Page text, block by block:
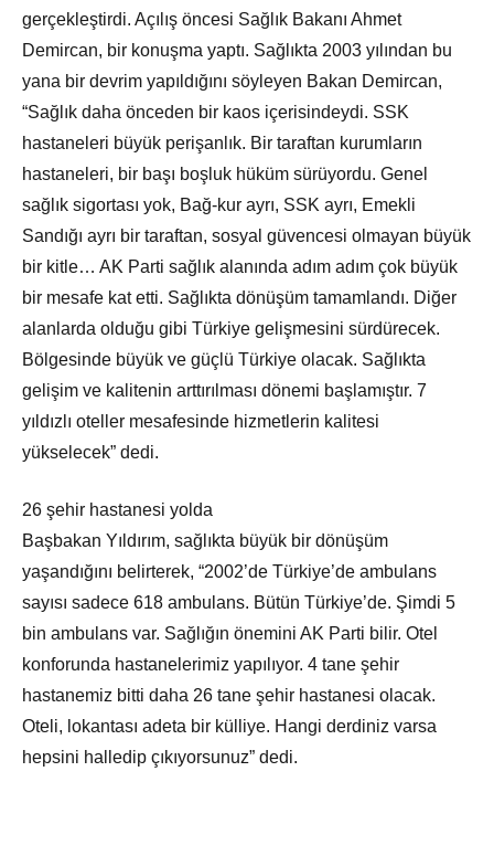
gerçekleştirdi. Açılış öncesi Sağlık Bakanı Ahmet
Demircan, bir konuşma yaptı. Sağlıkta 2003 yılından bu
yana bir devrim yapıldığını söyleyen Bakan Demircan,
“Sağlık daha önceden bir kaos içerisindeydi. SSK
hastaneleri büyük perişanlık. Bir taraftan kurumların
hastaneleri, bir başı boşluk hüküm sürüyordu. Genel
sağlık sigortası yok, Bağ-kur ayrı, SSK ayrı, Emekli
Sandığı ayrı bir taraftan, sosyal güvencesi olmayan büyük
bir kitle… AK Parti sağlık alanında adım adım çok büyük
bir mesafe kat etti. Sağlıkta dönüşüm tamamlandı. Diğer
alanlarda olduğu gibi Türkiye gelişmesini sürdürecek.
Bölgesinde büyük ve güçlü Türkiye olacak. Sağlıkta
gelişim ve kalitenin arttırılması dönemi başlamıştır. 7
yıldızlı oteller mesafesinde hizmetlerin kalitesi
yükselecek” dedi.
26 şehir hastanesi yolda
Başbakan Yıldırım, sağlıkta büyük bir dönüşüm
yaşandığını belirterek, “2002’de Türkiye’de ambulans
sayısı sadece 618 ambulans. Bütün Türkiye’de. Şimdi 5
bin ambulans var. Sağlığın önemini AK Parti bilir. Otel
konforunda hastanelerimiz yapılıyor. 4 tane şehir
hastanemiz bitti daha 26 tane şehir hastanesi olacak.
Oteli, lokantası adeta bir külliye. Hangi derdiniz varsa
hepsini halledip çıkıyorsunuz” dedi.